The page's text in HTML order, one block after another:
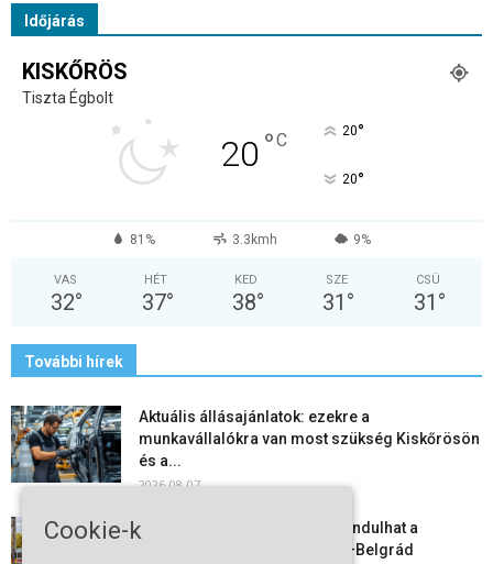
Időjárás
KISKŐRÖS
Tiszta Égbolt
20 °C 20°
20°
81% 3.3kmh 9%
VAS
32°
HÉT
37°
KED
38°
SZE
31 °
CSÜ
31 °
További hírek
Aktuális állásajánlatok: ezekre a
munkavállalókra van most szükség Kiskőrösön
és a...
2026-08-07
Vitézy Dávid: már ősszel újraindulhat a
személyszállítás a Budapest–Belgrád
Cookie-k